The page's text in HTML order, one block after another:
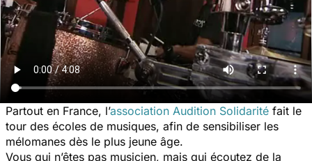
Partout en France, l’association Audition Solidarité fait le
tour des écoles de musiques, afin de sensibiliser les
mélomanes dès le plus jeune âge.
Vous qui n’êtes pas musicien, mais qui écoutez de la